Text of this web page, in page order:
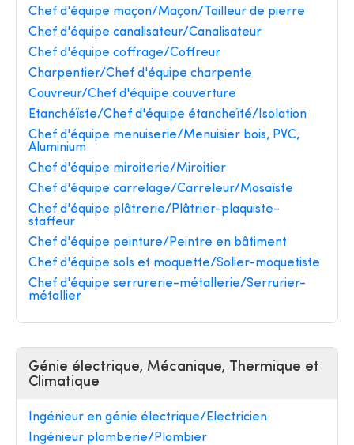
Chef d'équipe maçon/Maçon/Tailleur de pierre
Chef d'équipe canalisateur/Canalisateur
Chef d'équipe coffrage/Coffreur
Charpentier/Chef d'équipe charpente
Couvreur/Chef d'équipe couverture
Etanchéïste/Chef d'équipe étancheïté/Isolation
Chef d'équipe menuiserie/Menuisier bois, PVC,
Aluminium
Chef d'équipe miroiterie/Miroitier
Chef d'équipe carrelage/Carreleur/Mosaïste
Chef d'équipe plâtrerie/Plâtrier-plaquiste-
staffeur
Chef d'équipe peinture/Peintre en bâtiment
Chef d'équipe sols et moquette/Solier-moquetiste
Chef d'équipe serrurerie-métallerie/Serrurier-
métallier
Génie électrique, Mécanique, Thermique et
Climatique
Ingénieur en génie électrique/Electricien
Ingénieur plomberie/Plombier